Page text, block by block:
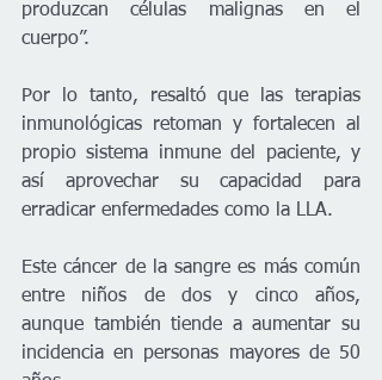
produzcan células malignas en el
cuerpo”.
Por lo tanto, resaltó que las terapias
inmunológicas retoman y fortalecen al
propio sistema inmune del paciente, y
así aprovechar su capacidad para
erradicar enfermedades como la LLA.
Este cáncer de la sangre es más común
entre niños de dos y cinco años,
aunque también tiende a aumentar su
incidencia en personas mayores de 50